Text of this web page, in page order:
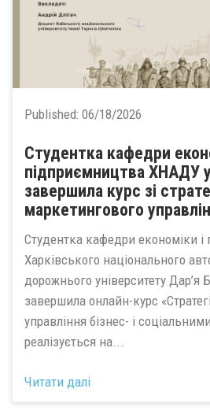
Published: 06/18/2026
Студентка кафедри
підприємництва ХНАДУ
завершила курс зі
маркетингового
Студентка кафедри економіки
Харківського національного
дорожнього університету Дар’я
завершила онлайн-курс
управління бізнес- і
реалізується на...
Читати далі